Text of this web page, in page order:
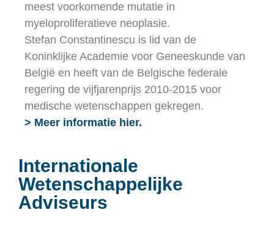
meest voorkomende mutatie in
myeloproliferatieve neoplasie.
Stefan Constantinescu is lid van de
Koninklijke Academie voor Geneeskunde van
België en heeft van de Belgische federale
regering de vijfjarenprijs 2010-2015 voor
medische wetenschappen gekregen.
> Meer informatie hier.
Internationale
Wetenschappelijke
Adviseurs